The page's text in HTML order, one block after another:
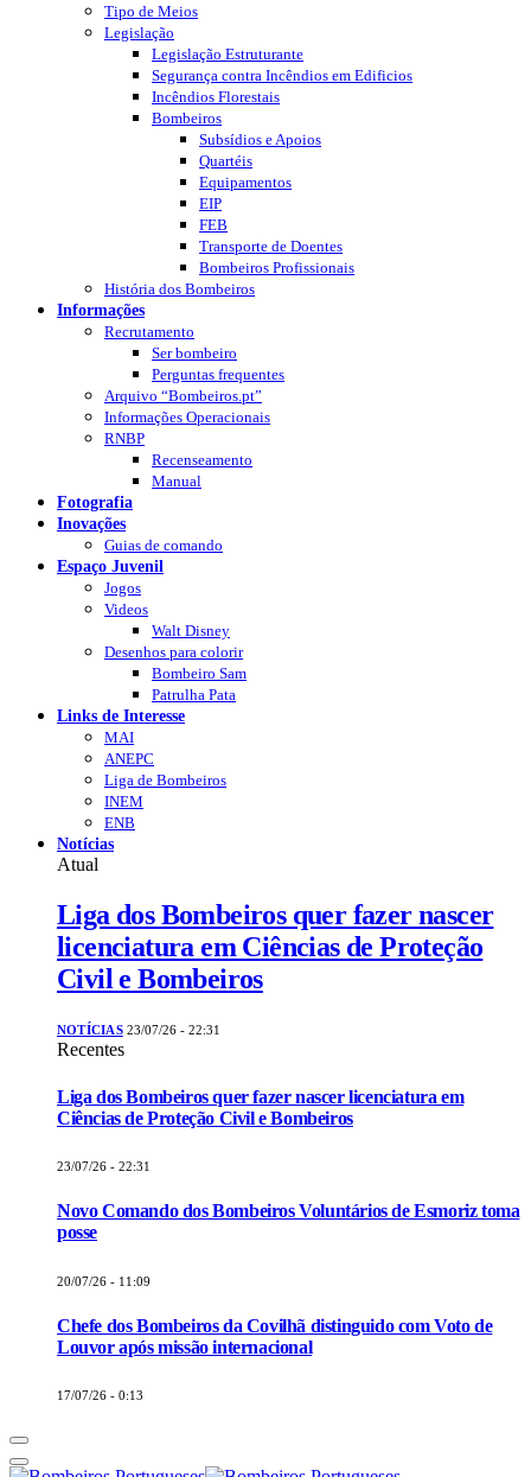
Tipo de Meios
Legislação
Legislação Estruturante
Segurança contra Incêndios em Edificios
Incêndios Florestais
Bombeiros
Subsídios e Apoios
Quartéis
Equipamentos
EIP
FEB
Transporte de Doentes
Bombeiros Profissionais
História dos Bombeiros
Informações
Recrutamento
Ser bombeiro
Perguntas frequentes
Arquivo “Bombeiros.pt”
Informações Operacionais
RNBP
Recenseamento
Manual
Fotografia
Inovações
Guias de comando
Espaço Juvenil
Jogos
Videos
Walt Disney
Desenhos para colorir
Bombeiro Sam
Patrulha Pata
Links de Interesse
MAI
ANEPC
Liga de Bombeiros
INEM
ENB
Notícias
Atual
Liga dos Bombeiros quer fazer nascer
licenciatura em Ciências de Proteção
Civil e Bombeiros
NOTÍCIAS 23/07/26 - 22:31
Recentes
Liga dos Bombeiros quer fazer nascer licenciatura em
Ciências de Proteção Civil e Bombeiros
23/07/26 - 22:31
Novo Comando dos Bombeiros Voluntários de Esmoriz toma
posse
20/07/26 - 11:09
Chefe dos Bombeiros da Covilhã distinguido com Voto de
Louvor após missão internacional
17/07/26 - 0:13